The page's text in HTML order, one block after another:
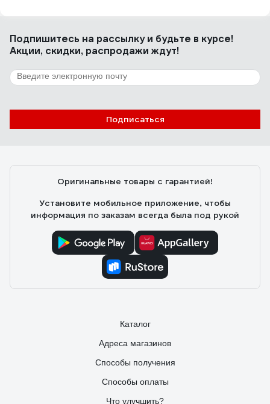
Подпишитесь на рассылкуи будьте в курсе!
Акции, скидки, распродажи ждут!
Подписаться
Оригинальные товары с гарантией!
Установите мобильное приложение, чтобы
информация по заказам всегда была под рукой
Каталог
Адреса магазинов
Способы получения
Способы оплаты
Что улучшить?